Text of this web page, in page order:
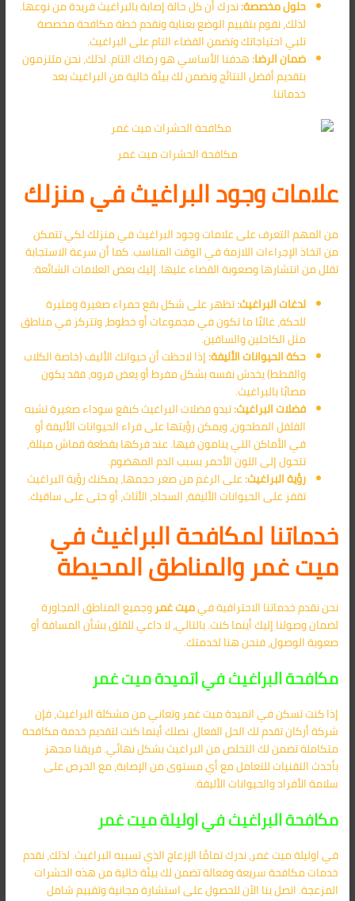
حلول مخصصة:ندرك أن كل حالة إصابة بالبراغيث فريدة من نوعها.
لذلك، نقوم بتقييم الوضع بعناية ونقدم خطة مكافحة مخصصة
تلبي احتياجاتك وتضمن القضاء التام على البراغيث.
ضمان الرضا:هدفنا الأساسي هو رضاك التام. لذلك، نحن ملتزمون
بتقديم أفضل النتائج ونضمن لك بيئة خالية من البراغيث بعد
خدماتنا.
مكافحة الحشرات ميت غمر
علامات وجود البراغيث في منزلك
من المهم التعرف على علامات وجود البراغيث في منزلك لكي تتمكن
من اتخاذ الإجراءات اللازمة في الوقت المناسب. كما أن سرعة الاستجابة
تقلل من انتشارها وصعوبة القضاء عليها. إليك بعض العلامات الشائعة:
لدغات البراغيث:تظهر على شكل بقع حمراء صغيرة ومثيرة
للحكة، غالبًا ما تكون في مجموعات أو خطوط، وتتركز في مناطق
مثل الكاحلين والساقين.
حكة الحيوانات الأليفة:إذا لاحظت أن حيوانك الأليف (خاصة الكلاب
والقطط) يخدش نفسه بشكل مفرط أو يعض فروه، فقد يكون
مصابًا بالبراغيث.
فضلات البراغيث:تبدو فضلات البراغيث كبقع سوداء صغيرة تشبه
الفلفل المطحون، ويمكن رؤيتها على فراء الحيوانات الأليفة أو
في الأماكن التي ينامون فيها. عند فركها بقطعة قماش مبللة،
تتحول إلى اللون الأحمر بسبب الدم المهضوم.
رؤية البراغيث:على الرغم من صغر حجمها، يمكنك رؤية البراغيث
تقفز على الحيوانات الأليفة، السجاد، الأثاث، أو حتى على ساقيك.
خدماتنا لمكافحة البراغيث في
ميت غمر والمناطق المحيطة
نحن نقدم خدماتنا الاحترافية فيميت غمروجميع المناطق المجاورة
لضمان وصولنا إليك أينما كنت. بالتالي، لا داعي للقلق بشأن المسافة أو
صعوبة الوصول، فنحن هنا لخدمتك.
مكافحة البراغيث في اتميدة ميت غمر
إذا كنت تسكن في اتميدة ميت غمر وتعاني من مشكلة البراغيث، فإن
شركة أركان تقدم لك الحل الفعال. نصلك أينما كنت لتقديم خدمة مكافحة
متكاملة تضمن لك التخلص من البراغيث بشكل نهائي. فريقنا مجهز
بأحدث التقنيات للتعامل مع أي مستوى من الإصابة، مع الحرص على
سلامة الأفراد والحيوانات الأليفة.
مكافحة البراغيث في اوليلة ميت غمر
في اوليلة ميت غمر، ندرك تمامًا الإزعاج الذي تسببه البراغيث. لذلك، نقدم
خدمات مكافحة سريعة وفعالة تضمن لك بيئة خالية من هذه الحشرات
المزعجة. اتصل بنا الآن للحصول على استشارة مجانية وتقييم شامل